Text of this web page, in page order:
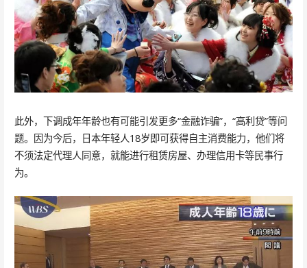
此外，下调成年年龄也有可能引发更多“金融诈骗”，“高利贷”等问
题。因为今后，日本年轻人18岁即可获得自主消费能力，他们将
不须法定代理人同意，就能进行租赁房屋、办理信用卡等民事行
为。